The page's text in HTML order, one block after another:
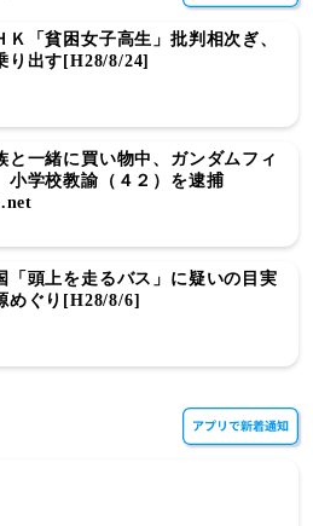
Ｋ「貧困女子高生」批判相次ぎ、
り出す[H28/8/24]
と一緒に買い物中、ガンダムフィ
学校教諭（４２）を逮捕
「頭上を走るバス」に疑いの目実
めぐり[H28/8/6]